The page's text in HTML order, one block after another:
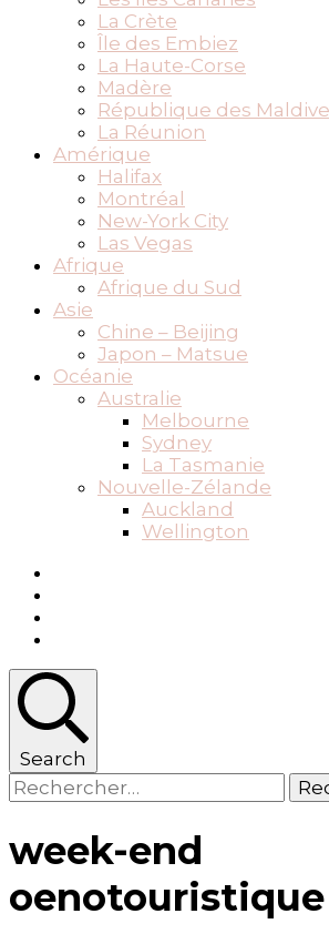
La Crète
Île des Embiez
La Haute-Corse
Madère
République des
La Réunion
Amérique
Halifax
Montréal
New-York City
Las Vegas
Afrique
Afrique du Sud
Asie
Chine – Beijing
Japon – Matsue
Océanie
Australie
Melbourne
Sydney
La Tasmanie
Nouvelle-Zélande
Auckland
Wellington
Search
Rechercher :
week-end
oenotouristique